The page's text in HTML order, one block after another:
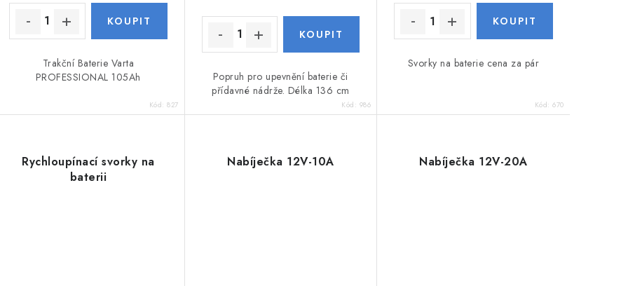
Trakční Baterie Varta
PROFESSIONAL 105Ah
Kód:827
Popruh pro upevnění baterie či
přídavné nádrže. Délka 136 cm
Kód: 986
Svorky na baterie cena za pár
Kód:670
Rychloupínací svorky na
baterii
Nabíječka 12V-10A Nabíječka 12V-20A